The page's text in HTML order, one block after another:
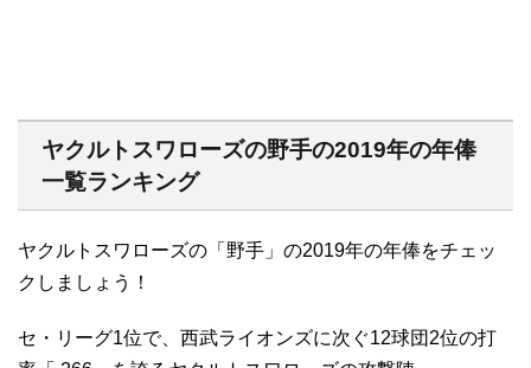
ヤクルトスワローズの野手の2019年の年俸
一覧ランキング
ヤクルトスワローズの「野手」の2019年の年俸をチェッ
クしましょう！
セ・リーグ1位で、西武ライオンズに次ぐ12球団2位の打